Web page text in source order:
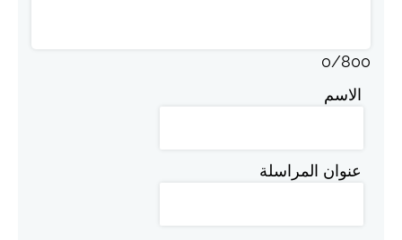
0/800
الاسم
عنوان المراسلة